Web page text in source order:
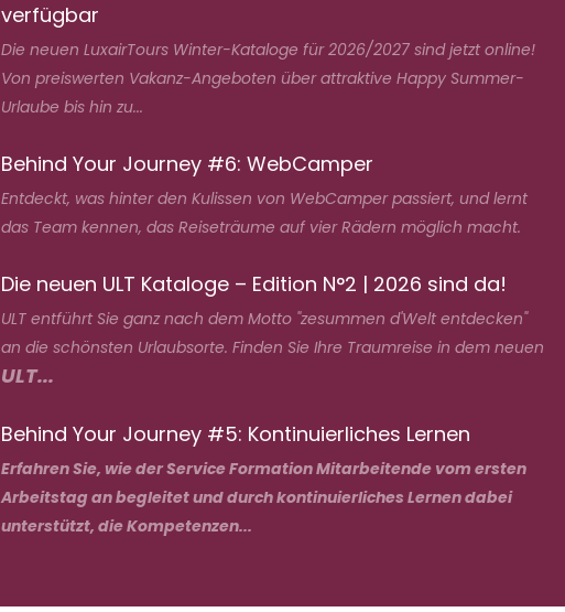
verfügbar
Die neuen LuxairTours Winter-Kataloge für 2026/2027 sind jetzt online!
Von preiswerten Vakanz-Angeboten über attraktive Happy Summer-
Urlaube bis hin zu...
Behind Your Journey #6: WebCamper
Entdeckt, was hinter den Kulissen von WebCamper passiert, und lernt
das Team kennen, das Reiseträume auf vier Rädern möglich macht.
Die neuen ULT Kataloge – Edition N°2 | 2026 sind da!
ULT entführt Sie ganz nach dem Motto "zesummen d'Welt entdecken"
an die schönsten Urlaubsorte. Finden Sie Ihre Traumreise in dem neuen
ULT...
Behind Your Journey #5: Kontinuierliches Lernen
Erfahren Sie, wie der Service Formation Mitarbeitende vom ersten
Arbeitstag an begleitet und durch kontinuierliches Lernen dabei
unterstützt, die Kompetenzen...